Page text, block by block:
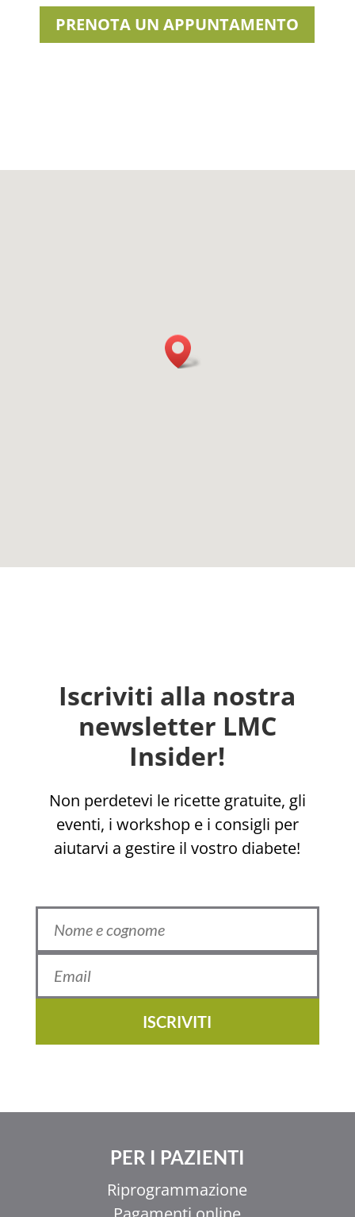
PRENOTA UN APPUNTAMENTO
Iscriviti alla nostra
newsletter LMC
Insider!
Non perdetevi le ricette gratuite, gli
eventi, i workshop e i consigli per
aiutarvi a gestire il vostro diabete!
ISCRIVITI
PER I PAZIENTI
Riprogrammazione